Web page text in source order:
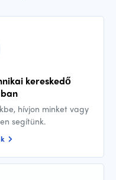
kereskedő
hívjon minket vagy
segítünk.